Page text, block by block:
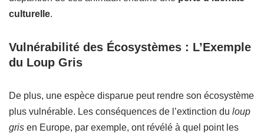
culturelle.
Vulnérabilité des Écosystèmes : L’Exemple
du Loup Gris
De plus, une espèce disparue peut rendre son écosystème
plus vulnérable. Les conséquences de l’extinction du loup
gris en Europe, par exemple, ont révélé à quel point les